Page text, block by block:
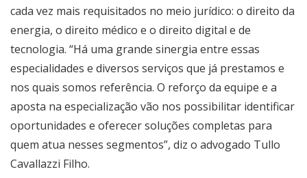
cada vez mais requisitados no meio jurídico: o direito da
energia, o direito médico e o direito digital e de
tecnologia. “Há uma grande sinergia entre essas
especialidades e diversos serviços que já prestamos e
nos quais somos referência. O reforço da equipe e a
aposta na especialização vão nos possibilitar identificar
oportunidades e oferecer soluções completas para
quem atua nesses segmentos”, diz o advogado Tullo
Cavallazzi Filho.